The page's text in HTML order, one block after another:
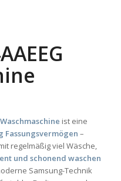
Waschmaschine ist eine
Fassungsvermögen –
regelmäßig viel Wäsche,
und schonend waschen
Samsung-Technik